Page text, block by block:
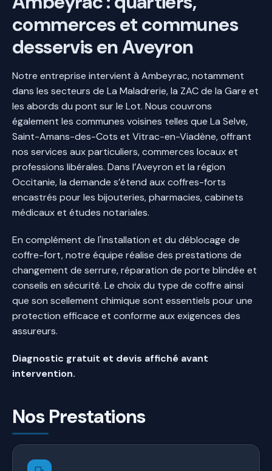
commerces et communes
desservis en Aveyron
Notre entreprise intervient à Ambeyrac, notamment
dans les secteurs de La Maladrerie, la ZAC de la Gare et
les abords du pont sur le Lot. Nous couvrons
également les communes voisines telles que La Selve,
Saint-Amans-des-Cots et Vitrac-en-Viadène, offrant
nos services aux particuliers, commerces locaux et
professions libérales. Dans l’Aveyron et la région
Occitanie, la demande s’étend aux coffres-forts
encastrés pour les bijouteries, pharmacies, cabinets
médicaux et études notariales.
En complément de l'installation et du déblocage de
coffre-fort, notre équipe réalise des prestations de
changement de serrure, réparation de porte blindée et
conseils en sécurité. Le choix du type de coffre ainsi
que son scellement chimique sont essentiels pour une
protection efficace et conforme aux exigences des
assureurs.
Diagnostic gratuit et devis affiché avant
intervention.
Nos Prestations